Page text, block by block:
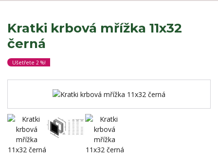
Kratki krbová mřížka 11x32
černá
Ušetřete 2 %!